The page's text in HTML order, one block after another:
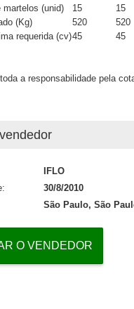
martelos (unid)
15
15
(Kg)
520
520
requerida (cv)45 45
a responsabilidade pela
IFLO
30/8/2010
São Paulo, São
O VENDEDOR